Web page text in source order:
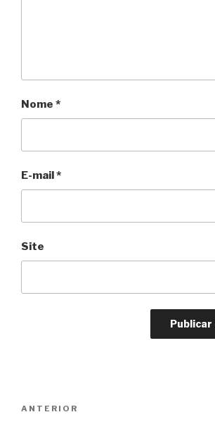
Nome *
E-mail*
Site
Anterior
ANTERIOR